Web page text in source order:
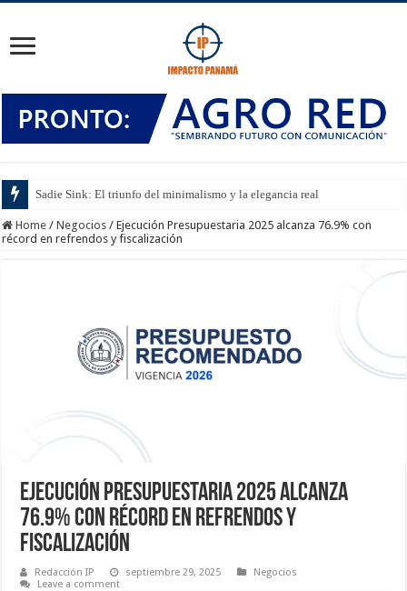
Sadie Sink: El triunfo del minimalismo y la elegancia real
Home / Negocios / Ejecución Presupuestaria 2025 alcanza 76.9% con
récord en refrendos y fiscalización
Ejecución Presupuestaria 2025 alcanza
76.9% con récord en refrendos y
fiscalización
Redacción IP septiembre 29, 2025
Negocios
Leave a comment